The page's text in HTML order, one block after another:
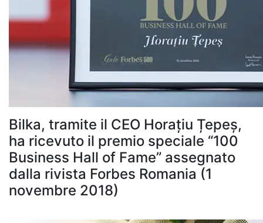
Bilka, tramite il CEO Horațiu Țepeș,
ha ricevuto il premio speciale “100
Business Hall of Fame” assegnato
dalla rivista Forbes Romania (1
novembre 2018)